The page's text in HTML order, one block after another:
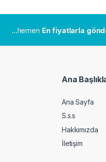
...hemen En fiyatlarla
Ana
Ana Sayfa
S.s.s
Hakkımızda
İletişim